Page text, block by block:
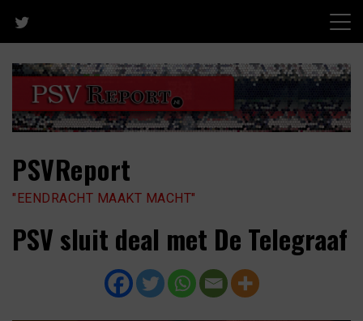
content
PSVReport
"EENDRACHT MAAKT MACHT"
PSV sluit deal met De Telegraaf